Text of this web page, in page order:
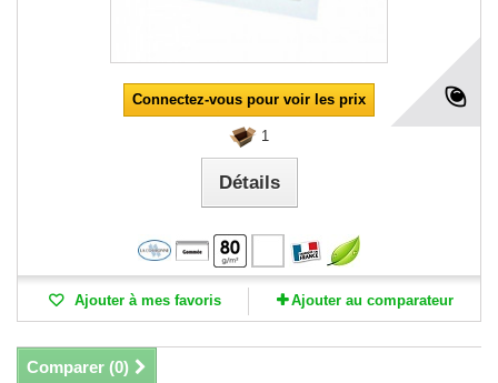
Connectez-vous pour voir les prix
1
Détails
Ajouter à mes favoris Ajouter au comparateur
Comparer (0)